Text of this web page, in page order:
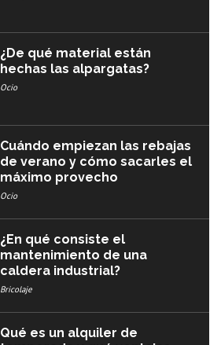
¿De qué material están
hechas las alpargatas?
Ocio
Cuándo empiezan las rebajas
de verano y cómo sacarles el
máximo provecho
Ocio
¿En qué consiste el
mantenimiento de una
caldera industrial?
Bricolaje
Qué es un alquiler de